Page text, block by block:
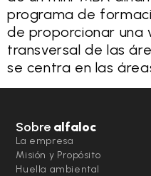
programa de
de proporcionar una
transversal de las
se centra en las
Sobre alfaloc
La empresa
Misión y Propósito
Huella ambiental